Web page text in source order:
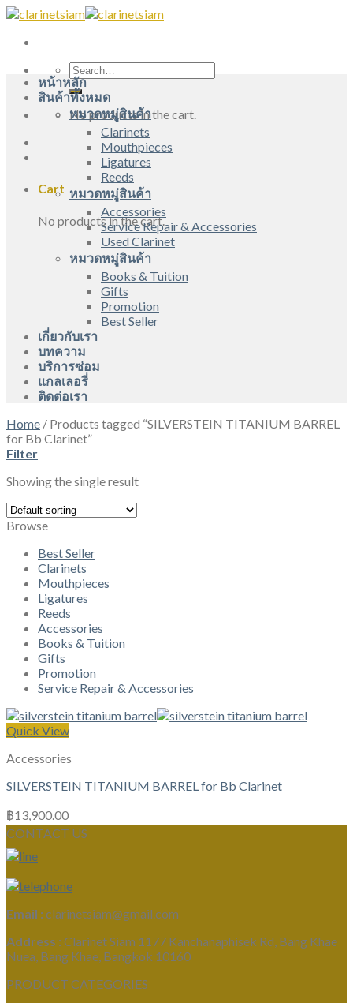
Skip
content
Search
for:
No products in the cart.
Cart
No products in the cart.
หน้าหลัก
สินค้าทั้งหมด
หมวดหมู่สินค้า
Clarinets
Mouthpieces
Ligatures
Reeds
หมวดหมู่สินค้า
Accessories
Service Repair & Accessories
Used Clarinet
หมวดหมู่สินค้า
Books & Tuition
Gifts
Promotion
Best Seller
เกี่ยวกับเรา
บทความ
บริการซ่อม
แกลเลอรี่
ติดต่อเรา
Home / Products tagged “SILVERSTEIN TITANIUM BARREL
for Bb Clarinet”
Filter
Showing the single result
Browse
Best Seller
Clarinets
Mouthpieces
Ligatures
Reeds
Accessories
Books & Tuition
Gifts
Promotion
Service Repair & Accessories
Quick View
Accessories
SILVERSTEIN TITANIUM BARREL for Bb Clarinet
฿13,900.00
CONTACT US
Email : clarinetsiam@gmail.com
Address : Clarinet Siam 1177 Kanchanaphisek Rd, Bang Khae
Nuea, Bang Khae, Bangkok 10160
PRODUCT CATEGORIES